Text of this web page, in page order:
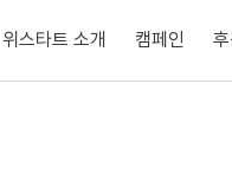
위스타트 소개 캠페인 후